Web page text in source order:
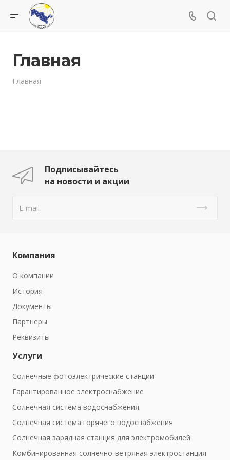
Главная
Главная
Подписывайтесь
на новости и акции
Компания
О компании
История
Документы
Партнеры
Реквизиты
Услуги
Солнечные фотоэлектрические станции
Гарантированное электроснабжение
Солнечная система водоснабжения
Солнечная система горячего водоснабжения
Солнечная зарядная станция для электромобилей
Комбинированная солнечно-ветряная электростанция